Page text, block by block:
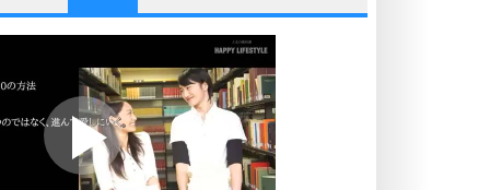
他人と比べない。
いっそのこと、他人を見ない。
プラス思考
ポジティブになれない原因は、行動
しないから。
ポジティブ思考になる30の方法